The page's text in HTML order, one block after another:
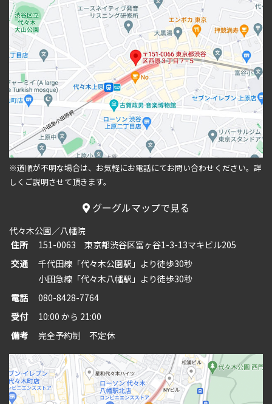
※道順が不明な場合は、お気軽にお電話にてお問い合わせください。 詳
しくご説明させて頂きます。
グーグルマップで見る
代々木公園／八幡院
住所
151-0063 東京都渋谷区富ヶ谷1-3-13マキビル205
交通
千代田線「代々木公園駅」より徒歩30秒
小田急線「代々木八幡駅」より徒歩30秒
電話
080-8428-7764
受付
10:00 から 21:00
備考
完全予約制 不定休